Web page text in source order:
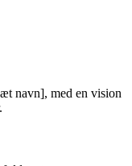
navn], med en vision